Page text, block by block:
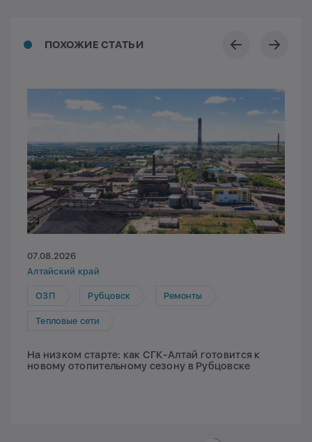
ПОХОЖИЕ СТАТЬИ
07.08.2026
Алтайский край
ОЗП Рубцовск Ремонты
Тепловые сети
На низком старте: как СГК-Алтай готовится к
новому отопительному сезону в Рубцовске